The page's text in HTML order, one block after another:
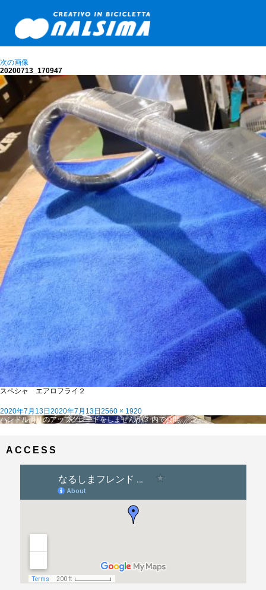
次の画像
20200713_170947
スペシャ エアロフライ２
投
稿
2020年7月13日 2020年7月13日 フ
ル
2560 × 1920
投
ゲ
ハンドル周りのアップグレードをしませんか？ 内で公開
ACCESS